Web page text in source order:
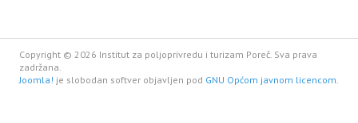
Copyright © 2026 Institut za poljoprivredu i turizam Poreč. Sva prava
zadržana.
Joomla! je slobodan softver objavljen pod GNU Općom javnom licencom.